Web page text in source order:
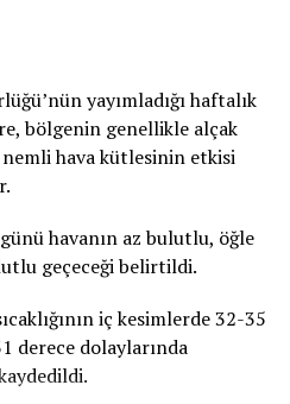
ediyoruz” dedi.
Eğitim Verilecek
kaynakçılık,
oto elektrik, oto kaporta,
KKTC’nin mesleki
sağlaması ve
artırması hedefleniyor.
yayımladığı haftalık
bölgenin genellikle alçak
hava kütlesinin etkisi
havanın az bulutlu, öğle
geçeceği belirtildi.
iç kesimlerde 32-35
derece dolaylarında